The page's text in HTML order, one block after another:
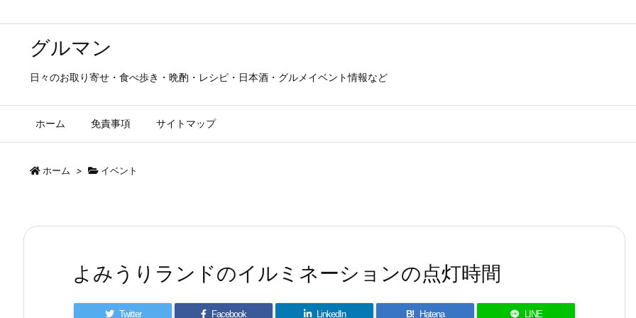
グルマン
日々のお取り寄せ・食べ歩き・晩酌・レシピ・日本酒・グルメイベント情報など
ホーム 免責事項 サイトマップ
ホーム > イベント
よみうりランドのイルミネーションの点灯時間
Twitter Facebook LinkedIn B! Hatena LINE